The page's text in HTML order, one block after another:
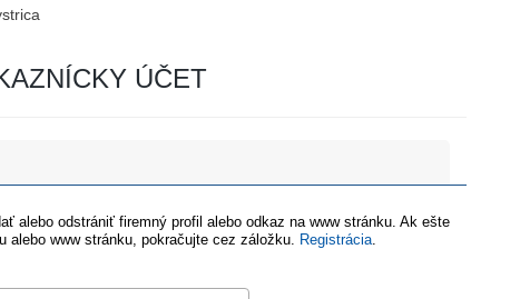
ÚČET
alebo odstrániť firemný profil alebo odkaz na www stránku. Ak ešte
alebo www stránku, pokračujte cez záložku.
Registrácia